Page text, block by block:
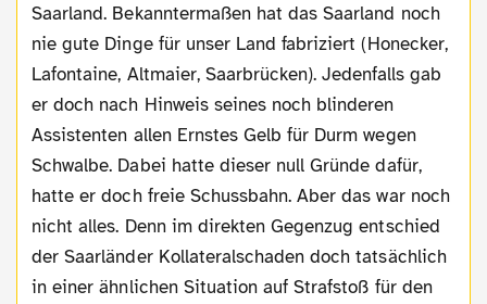
Saarland. Bekanntermaßen hat das Saarland noch
nie gute Dinge für unser Land fabriziert (Honecker,
Lafontaine, Altmaier, Saarbrücken). Jedenfalls gab
er doch nach Hinweis seines noch blinderen
Assistenten allen Ernstes Gelb für Durm wegen
Schwalbe. Dabei hatte dieser null Gründe dafür,
hatte er doch freie Schussbahn. Aber das war noch
nicht alles. Denn im direkten Gegenzug entschied
der Saarländer Kollateralschaden doch tatsächlich
in einer ähnlichen Situation auf Strafstoß für den